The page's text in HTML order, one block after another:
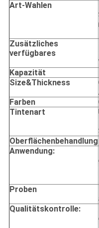
Art-Wahlen
Zusätzliches
verfügbares
Kapazität
Size&Thickness
Farben
Tintenart
Oberflächenbehandlung
Anwendung:
Proben
Qualitätskontrolle: